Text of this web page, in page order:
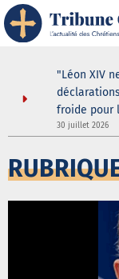
par
"Léon XIV
froide pour
30 juillet 2026